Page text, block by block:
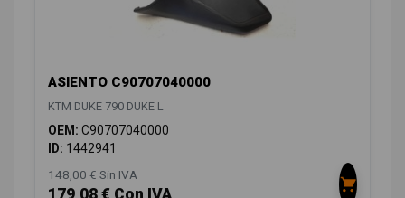
ASIENTO C90707040000
KTM DUKE 790 DUKE L
OEM: C90707040000
ID: 1442941
148,00 € Sin IVA
179,08 € Con IVA